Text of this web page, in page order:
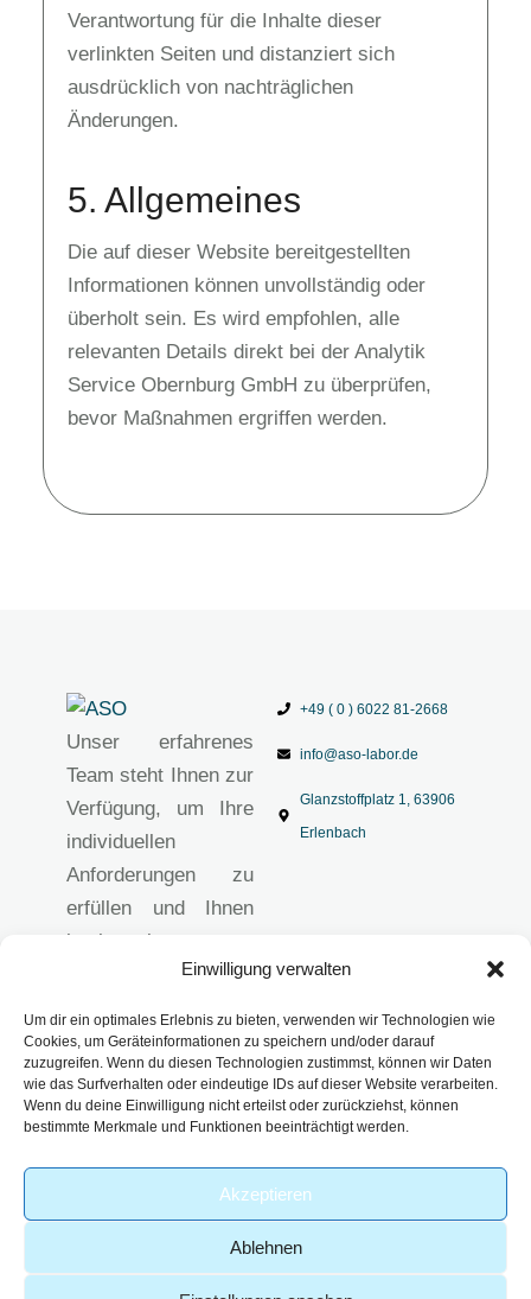
Einwilligung verwalten
Um dir ein optimales Erlebnis zu bieten, verwenden wir Technologien wie
Cookies, um Geräteinformationen zu speichern und/oder darauf
zuzugreifen. Wenn du diesen Technologien zustimmst, können wir Daten
wie das Surfverhalten oder eindeutige IDs auf dieser Website verarbeiten.
Wenn du deine Einwilligung nicht erteilst oder zurückziehst, können
bestimmte Merkmale und Funktionen beeinträchtigt werden.
Akzeptieren
Ablehnen
Verantwortung für die Inhalte dieser
verlinkten Seiten und distanziert sich
ausdrücklich von nachträglichen
Änderungen.
5. Allgemeines
Die auf dieser Website bereitgestellten
Informationen können unvollständig oder
überholt sein. Es wird empfohlen, alle
relevanten Details direkt bei der Analytik
Service Obernburg GmbH zu überprüfen,
bevor Maßnahmen ergriffen werden.
Unser erfahrenes
Team steht Ihnen zur
Verfügung, um Ihre
individuellen
Anforderungen zu
erfüllen und Ihnen
hochwertige
anzubieten.
Impressum
Datenschutzerklärun
AGB
+49 ( 0 ) 6022 81-2668
info@aso-labor.de
Glanzstoffplatz 1, 63906
Erlenbach